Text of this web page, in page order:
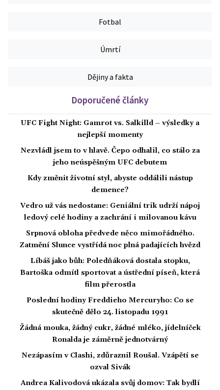
Fotbal
Úmrtí
Dějiny a fakta
Doporučené články
UFC Fight Night: Gamrot vs. Salkilld – výsledky a
nejlepší momenty
Nezvládl jsem to v hlavě. Čepo odhalil, co stálo za
jeho neúspěšným UFC debutem
Kdy změnit životní styl, abyste oddálili nástup
demence?
Vedro už vás nedostane: Geniální trik udrží nápoj
ledový celé hodiny a zachrání i milovanou kávu
Srpnová obloha předvede něco mimořádného.
Zatmění Slunce vystřídá noc plná padajících hvězd
Líbáš jako bůh: Poledňáková dostala stopku,
Bartoška odmítl sportovat a ústřední píseň, která
film přerostla
Poslední hodiny Freddieho Mercuryho: Co se
skutečně dělo 24. listopadu 1991
Žádná mouka, žádný cukr, žádné mléko, jídelníček
Ronalda je záměrně jednotvárný
Nezápasím v Clashi, zdůraznil Roušal. Vzápětí se
ozval Sivák
Andrea Kalivodová ukázala svůj domov: Tak bydlí